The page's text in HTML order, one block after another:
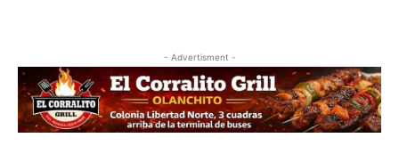
- Advertisment -